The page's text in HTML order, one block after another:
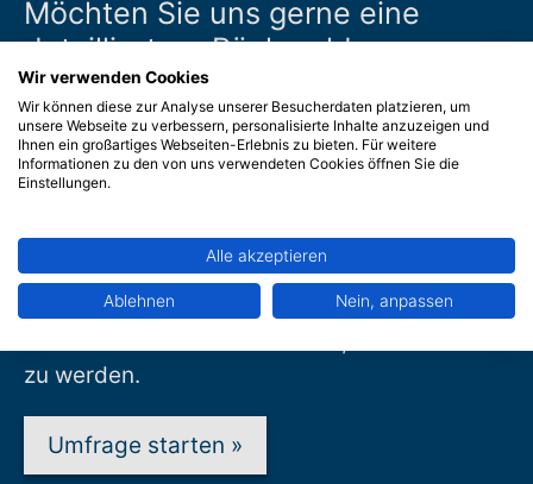
Möchten Sie uns gerne eine
detailliertere Rückmeldung
geben?
Möchten Sie uns gerne eine detailliertere
Rückmeldung zum Beratungs- und
geben? Dann nehmen Sie bitte an der
Umfrage zur Kundenzufriedenheit teil. Sie
wird ca. 2-3 Minuten Ihrer Zeit in Anspruch
zu werden.
Umfrage starten »
Wir verwenden Cookies
Wir können diese zur Analyse unserer Besucherdaten platzieren, um
unsere Webseite zu verbessern, personalisierte Inhalte anzuzeigen und
Ihnen ein großartiges Webseiten-Erlebnis zu bieten. Für weitere
Informationen zu den von uns verwendeten Cookies öffnen Sie die
Einstellungen.
Alle akzeptieren
Ablehnen Nein, anpassen